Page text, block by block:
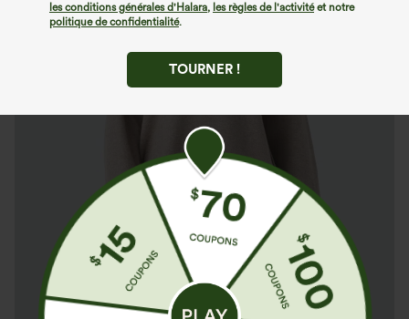
les conditions générales d'Halara, les règles de l'activitéet notre
politique de confidentialité.
TOURNER !